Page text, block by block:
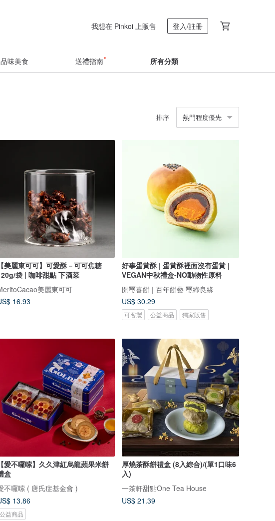
我想在 Pinkoi 上販售 登入/註冊
品味美食 送禮指南 所有分類
排序 熱門程度優先
【美麗東可可】可愛酥－可可焦糖
袋 | 咖啡甜點 下酒菜
美麗東可可
16.93
好事蛋黃酥 | 蛋黃酥裡面沒有蛋黃 |
VEGAN中秋禮盒-NO動物性原料
開璽喜餅 | 百年餅藝 璽締良緣
US$ 30.29
可客製 公益商品 獨家販售
【愛不囉嗦】久久津紅烏龍蘋果米餅
盒
不囉嗦 ( 唐氏症基金會 )
13.86
公益商品
厚燒茶酥餅禮盒 (8入綜合)/(單1口味6
入)
一茶軒甜點One Tea House
US$ 21.39